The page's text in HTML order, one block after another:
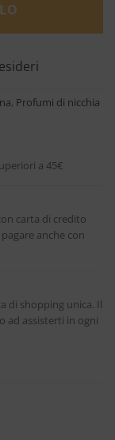
, Profumi di nicchia
a 45€
carta di credito
anche con
di shopping unica. Il
ad assisterti in ogni